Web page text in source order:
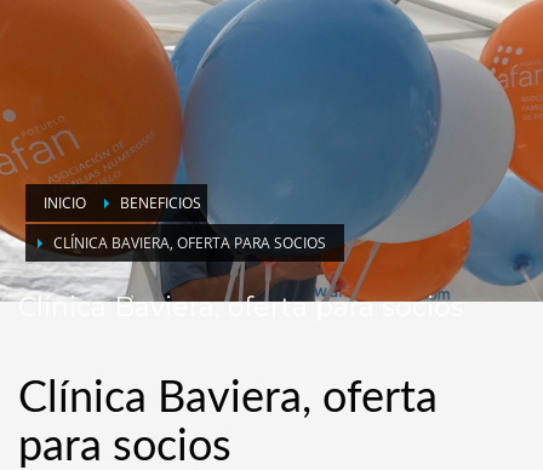
INICIO
BENEFICIOS
CLÍNICA BAVIERA, OFERTA PARA SOCIOS
Clínica Baviera, oferta para socios
Clínica Baviera, oferta
para socios